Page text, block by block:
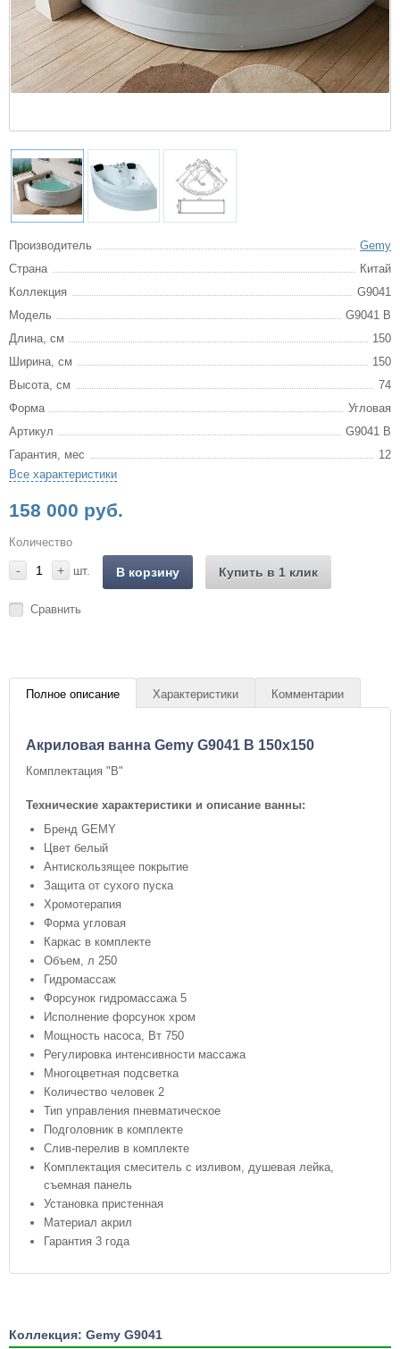
Производитель
Gemy
Страна
Китай
Коллекция
G9041
Модель
G9041 B
Длина, см
150
Ширина, см
150
Высота, см
74
Форма
Угловая
Артикул
G9041 B
Гарантия, мес
12
Все характеристики
158 000 руб.
Количество
- + шт. В корзину Купить в 1 клик
Сравнить
Полное описание Характеристики Комментарии
Акриловая ванна Gemy G9041 B 150x150
Комплектация "B"
Технические характеристики и описание ванны:
Бренд GEMY
Цвет белый
Антискользящее покрытие
Защита от сухого пуска
Хромотерапия
Форма угловая
Каркас в комплекте
Объем, л 250
Гидромассаж
Форсунок гидромассажа 5
Исполнение форсунок хром
Мощность насоса, Вт 750
Регулировка интенсивности массажа
Многоцветная подсветка
Количество человек 2
Тип управления пневматическое
Подголовник в комплекте
Слив-перелив в комплекте
Комплектация смеситель с изливом, душевая лейка,
съемная панель
Установка пристенная
Материал акрил
Гарантия 3 года
Коллекция: Gemy G9041